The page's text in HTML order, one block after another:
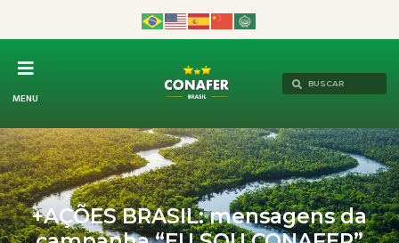
MENU
+AÇÕES BRASIL: mensagens da